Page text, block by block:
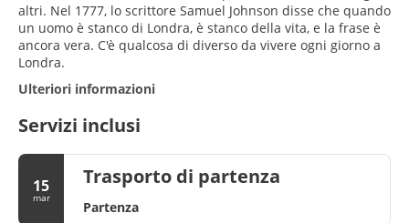
altri. Nel 1777, lo scrittore Samuel Johnson disse che quando
un uomo è stanco di Londra, è stanco della vita, e la frase è
ancora vera. C'è qualcosa di diverso da vivere ogni giorno a
Londra.
Ulteriori informazioni
Servizi inclusi
15
mar
Trasporto di partenza
Partenza